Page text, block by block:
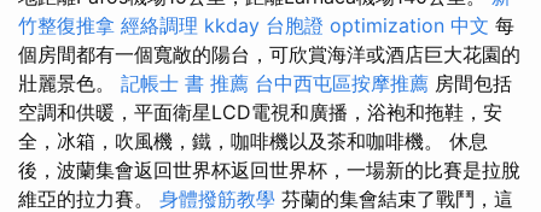
竹整復推拿 經絡調理 kkday 台胞證 optimization 中文 每
個房間都有一個寬敞的陽台，可欣賞海洋或酒店巨大花園的
壯麗景色。 記帳士 書 推薦 台中西屯區按摩推薦 房間包括
空調和供暖，平面衛星LCD電視和廣播，浴袍和拖鞋，安
全，冰箱，吹風機，鐵，咖啡機以及茶和咖啡機。 休息
後，波蘭集會返回世界杯返回世界杯，一場新的比賽是拉脫
維亞的拉力賽。 身體撥筋教學 芬蘭的集會結束了戰鬥，這